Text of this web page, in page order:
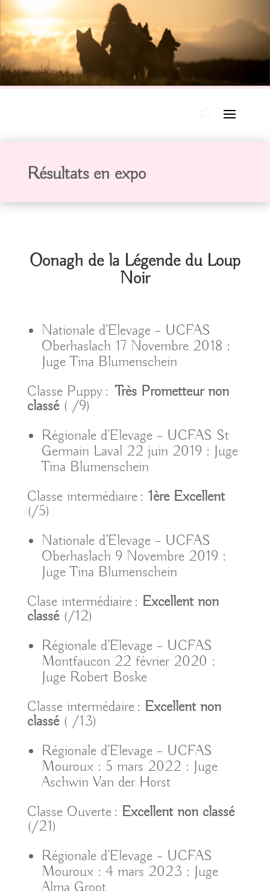
Résultats en expo
Oonagh de la Légende du Loup
Noir
Nationale d’Elevage – UCFAS
Oberhaslach 17 Novembre 2018 :
Juge Tina Blumenschein
Classe Puppy :Très Prometteur non
classé( /9)
Régionale d’Elevage – UCFAS St
Germain Laval 22 juin 2019 : Juge
Tina Blumenschein
Classe intermédiaire : 1ère Excellent
(/5)
Nationale d’Elevage – UCFAS
Oberhaslach 9 Novembre 2019 :
Juge Tina Blumenschein
Clase intermédiaire : Excellent non
classé(/12)
Régionale d’Elevage – UCFAS
Montfaucon 22 février 2020 :
Juge Robert Boske
Classe intermédaire : Excellent non
classé ( /13)
Régionale d’Elevage – UCFAS
Mouroux : 5 mars 2022 : Juge
Aschwin Van der Horst
Classe Ouverte : Excellent non classé
(/21)
Régionale d’Elevage – UCFAS
Mouroux : 4 mars 2023 : Juge
Alma Groot